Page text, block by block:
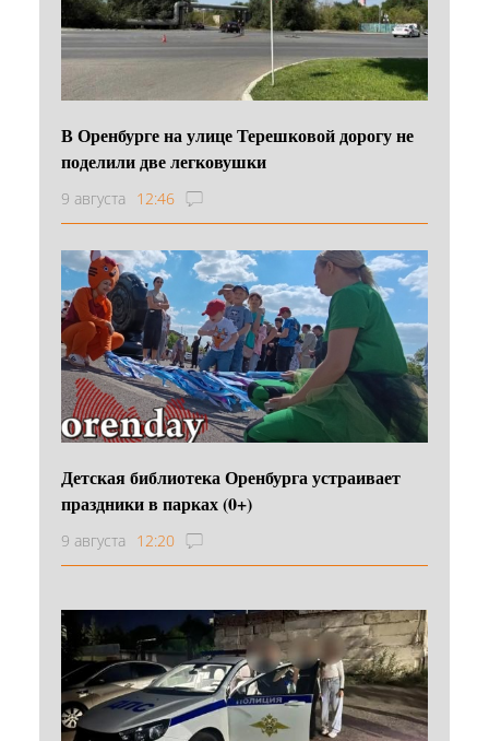
В Оренбурге на улице Терешковой дорогу не
поделили две легковушки
9 августа 12:46
Детская библиотека Оренбурга устраивает
праздники в парках (0+)
9 августа 12:20